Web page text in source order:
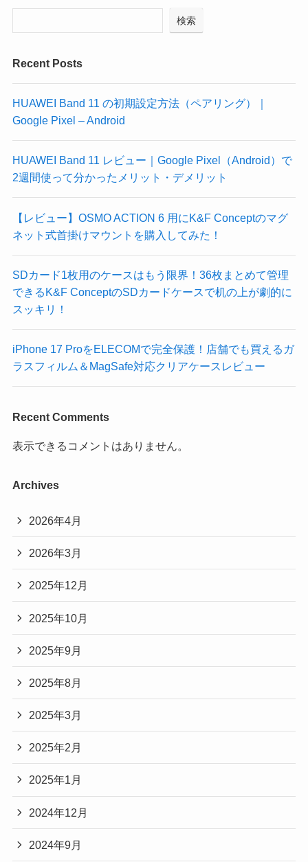
検索
Recent Posts
HUAWEI Band 11 の初期設定方法（ペアリング）｜
Google Pixel – Android
HUAWEI Band 11 レビュー｜Google Pixel（Android）で
2週間使って分かったメリット・デメリット
【レビュー】OSMO ACTION 6 用にK&F Conceptのマグ
ネット式首掛けマウントを購入してみた！
SDカード1枚用のケースはもう限界！36枚まとめて管理
できるK&F ConceptのSDカードケースで机の上が劇的に
スッキリ！
iPhone 17 ProをELECOMで完全保護！店舗でも買えるガ
ラスフィルム＆MagSafe対応クリアケースレビュー
Recent Comments
表示できるコメントはありません。
Archives
2026年4月
2026年3月
2025年12月
2025年10月
2025年9月
2025年8月
2025年3月
2025年2月
2025年1月
2024年12月
2024年9月